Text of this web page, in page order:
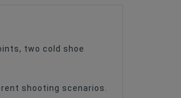
two cold shoe
shooting scenarios.